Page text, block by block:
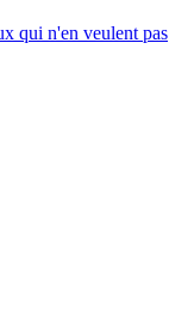
qui n'en veulent pas